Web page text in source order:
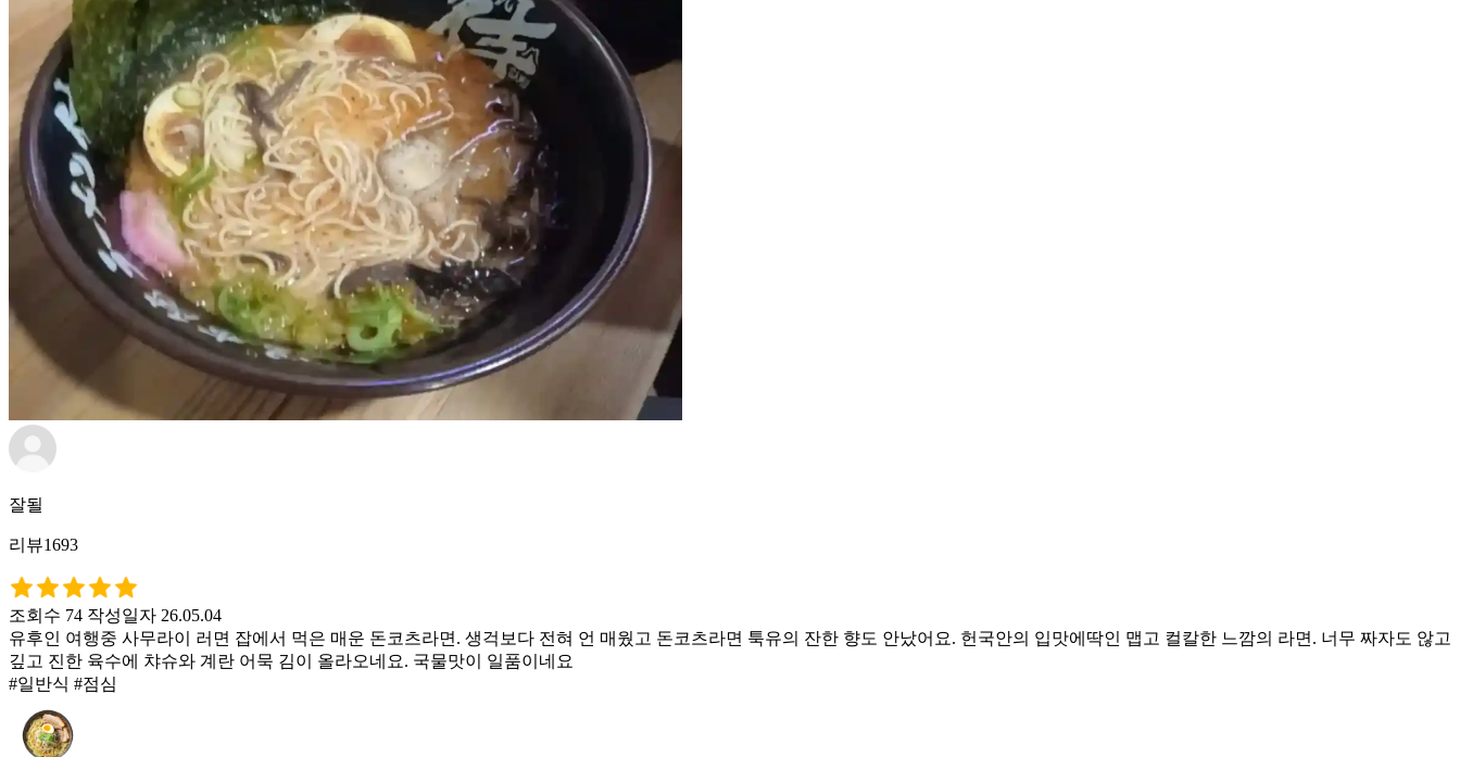
잘될
리뷰1693
조회수 74 작성일자 26.05.04
유후인 여행중 사무라이 러면 잡에서 먹은 매운 돈코츠라면. 생걱보다 전혀 언 매웠고 돈코츠라면 툭유의 잔한 향도 안났어요. 헌국안의 입맛에딱인 맵고 컬칼한 느깜의 라면. 너무 짜자도 않고
깊고 진한 육수에 챠슈와 계란 어묵 김이 올라오네요. 국물맛이 일품이네요
#일반식 #점심